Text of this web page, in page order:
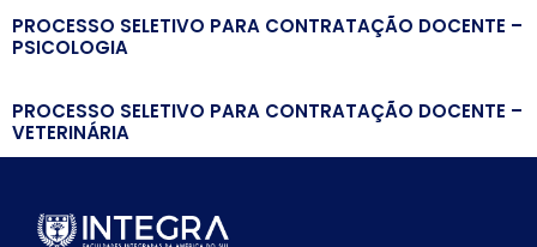
PROCESSO SELETIVO PARA CONTRATAÇÃO DOCENTE –
PSICOLOGIA
PROCESSO SELETIVO PARA CONTRATAÇÃO DOCENTE –
VETERINÁRIA